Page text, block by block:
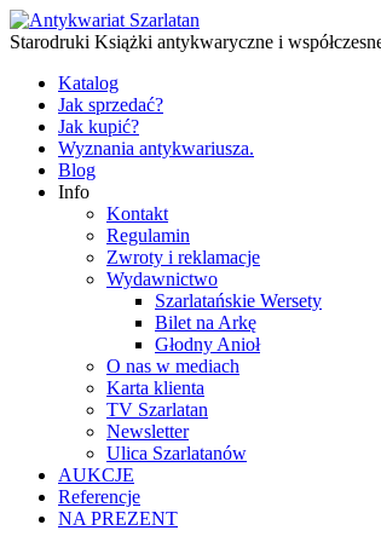
Starodruki Książki antykwaryczne i
Katalog
Jak sprzedać?
Jak kupić?
Wyznania antykwariusza.
Blog
Info
Kontakt
Regulamin
Zwroty i reklamacje
Wydawnictwo
Szarlatańskie Wersety
Bilet na Arkę
Głodny Anioł
O nas w mediach
Karta klienta
TV Szarlatan
Newsletter
Ulica Szarlatanów
AUKCJE
Referencje
NA PREZENT